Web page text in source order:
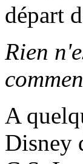
Rien
A
Disney